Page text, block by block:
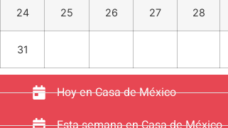
24 25 26 27 28
31
Hoy en Casa de México